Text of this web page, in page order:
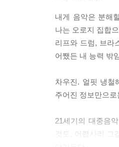
내게 음악은 분해
나는 오로지 집합
리프와 드럼, 브라
어쨌든 내 능력 밖
차우진. 얼핏 냉철
주어진 정보만으
21세기의 대중음
것도, 어렵사리